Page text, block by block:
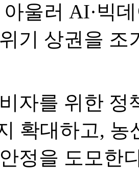
울러 AI·빅
기 상권을 조
자를 위한 정
확대하고,
정을 도모한